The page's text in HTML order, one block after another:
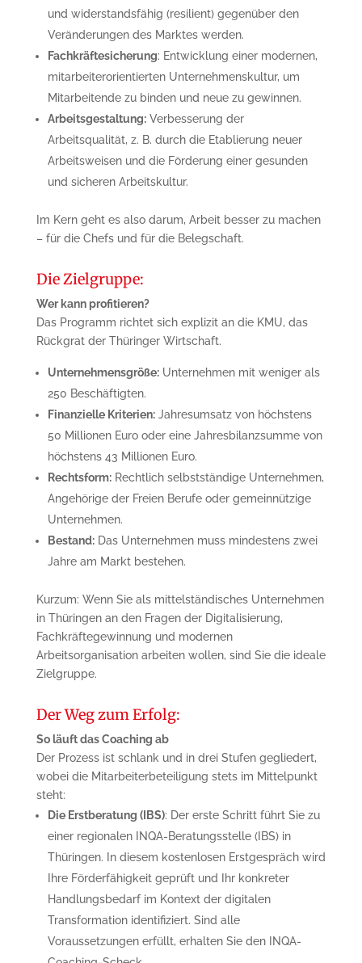
und widerstandsfähig (resilient) gegenüber den
Veränderungen des Marktes werden.
Fachkräftesicherung: Entwicklung einer modernen,
mitarbeiterorientierten Unternehmenskultur, um
Mitarbeitende zu binden und neue zu gewinnen.
Arbeitsgestaltung:Verbesserung der
Arbeitsqualität, z. B. durch die Etablierung neuer
Arbeitsweisen und die Förderung einer gesunden
und sicheren Arbeitskultur.
Im Kern geht es also darum, Arbeit besser zu machen
– für die Chefs und für die Belegschaft.
Die Zielgruppe:
Wer kann profitieren?
Das Programm richtet sich explizit an die KMU, das
Rückgrat der Thüringer Wirtschaft.
Unternehmensgröße:Unternehmen mit weniger als
250 Beschäftigten.
Finanzielle Kriterien:Jahresumsatz von höchstens
50 Millionen Euro oder eine Jahresbilanzsumme von
höchstens 43 Millionen Euro.
Rechtsform:Rechtlich selbstständige Unternehmen,
Angehörige der Freien Berufe oder gemeinnützige
Unternehmen.
Bestand:Das Unternehmen muss mindestens zwei
Jahre am Markt bestehen.
Kurzum: Wenn Sie als mittelständisches Unternehmen
in Thüringen an den Fragen der Digitalisierung,
Fachkräftegewinnung und modernen
Arbeitsorganisation arbeiten wollen, sind Sie die ideale
Zielgruppe.
Der Weg zum Erfolg:
So läuft das Coaching ab
Der Prozess ist schlank und in drei Stufen gegliedert,
wobei die Mitarbeiterbeteiligung stets im Mittelpunkt
steht:
Die Erstberatung (IBS): Der erste Schritt führt Sie zu
einer regionalen INQA-Beratungsstelle (IBS) in
Thüringen. In diesem kostenlosen Erstgespräch wird
Ihre Förderfähigkeit geprüft und Ihr konkreter
Handlungsbedarf im Kontext der digitalen
Transformation identifiziert. Sind alle
Voraussetzungen erfüllt, erhalten Sie den INQA-